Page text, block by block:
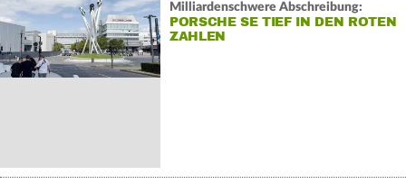
Milliardenschwere Abschreibung:
PORSCHE SE TIEF IN DEN ROTEN
ZAHLEN